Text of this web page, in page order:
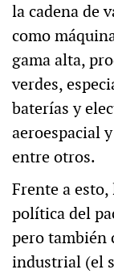
la cadena de
como
gama alta,
verdes,
baterías y
aeroespacial
entre otros.
Frente a
política del
pero también
industrial (el